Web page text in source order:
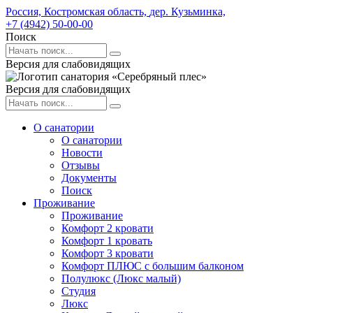
Россия, Костромская область, дер. Кузьминка,
+7 (4942) 50-00-00
Поиск
Версия для слабовидящих
Версия для слабовидящих
О санатории
О санатории
Новости
Отзывы
Документы
Поиск
Проживание
Проживание
Комфорт 2 кровати
Комфорт 1 кровать
Комфорт 3 кровати
Комфорт ПЛЮС с большим балконом
Полулюкс (Люкс малый)
Студия
Люкс